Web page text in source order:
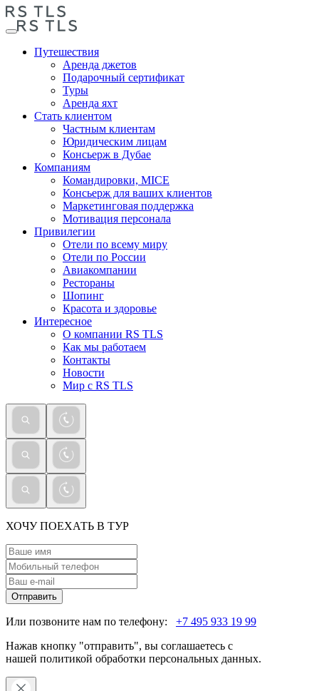
Путешествия
Аренда джетов
Подарочный сертификат
Туры
Аренда яхт
Стать клиентом
Частным клиентам
Юридическим лицам
Консьерж в Дубае
Компаниям
Командировки, MICE
Консьерж для ваших клиентов
Маркетинговая поддержка
Мотивация персонала
Привилегии
Отели по всему миру
Отели по России
Авиакомпании
Рестораны
Шопинг
Красота и здоровье
Интересное
О компании RS TLS
Как мы работаем
Контакты
Новости
Мир с RS TLS
ХОЧУ ПОЕХАТЬ В ТУР
Отправить
Или позвоните нам по телефону: +7 495 933 19 99
Нажав кнопку "отправить", вы соглашаетесь с
нашей политикой обработки персональных данных.